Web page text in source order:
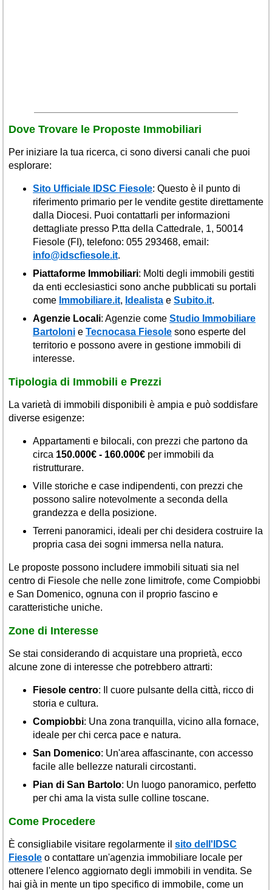
Dove Trovare le Proposte Immobiliari
Per iniziare la tua ricerca, ci sono diversi canali che puoi
esplorare:
Sito Ufficiale IDSC Fiesole: Questo è il punto di
riferimento primario per le vendite gestite direttamente
dalla Diocesi. Puoi contattarli per informazioni
dettagliate presso P.tta della Cattedrale, 1, 50014
Fiesole (FI), telefono: 055 293468, email:
info@idscfiesole.it.
Piattaforme Immobiliari: Molti degli immobili gestiti
da enti ecclesiastici sono anche pubblicati su portali
come Immobiliare.it, Idealista e Subito.it.
Agenzie Locali: Agenzie come Studio Immobiliare
Bartoloni e Tecnocasa Fiesole sono esperte del
territorio e possono avere in gestione immobili di
interesse.
Tipologia di Immobili e Prezzi
La varietà di immobili disponibili è ampia e può soddisfare
diverse esigenze:
Appartamenti e bilocali, con prezzi che partono da
circa 150.000€ - 160.000€ per immobili da
ristrutturare.
Ville storiche e case indipendenti, con prezzi che
possono salire notevolmente a seconda della
grandezza e della posizione.
Terreni panoramici, ideali per chi desidera costruire la
propria casa dei sogni immersa nella natura.
Le proposte possono includere immobili situati sia nel
centro di Fiesole che nelle zone limitrofe, come Compiobbi
e San Domenico, ognuna con il proprio fascino e
caratteristiche uniche.
Zone di Interesse
Se stai considerando di acquistare una proprietà, ecco
alcune zone di interesse che potrebbero attrarti:
Fiesole centro: Il cuore pulsante della città, ricco di
storia e cultura.
Compiobbi: Una zona tranquilla, vicino alla fornace,
ideale per chi cerca pace e natura.
San Domenico: Un'area affascinante, con accesso
facile alle bellezze naturali circostanti.
Pian di San Bartolo: Un luogo panoramico, perfetto
per chi ama la vista sulle colline toscane.
Come Procedere
È consigliabile visitare regolarmente il sito dell'IDSC
Fiesole o contattare un'agenzia immobiliare locale per
ottenere l'elenco aggiornato degli immobili in vendita. Se
hai già in mente un tipo specifico di immobile, come un